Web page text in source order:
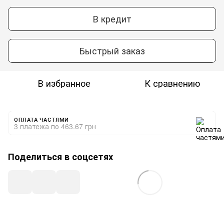
В кредит
Быстрый заказ
В избранное К сравнению
ОПЛАТА ЧАСТЯМИ
3 платежа по 463.67 грн
Поделиться в соцсетях